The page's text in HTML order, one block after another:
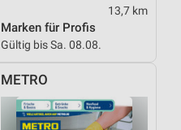
13,7 km
Marken für Profis
Gültig bis Sa. 08.08.
METRO